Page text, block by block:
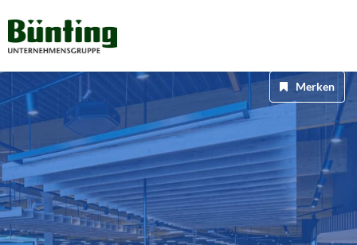
Merken